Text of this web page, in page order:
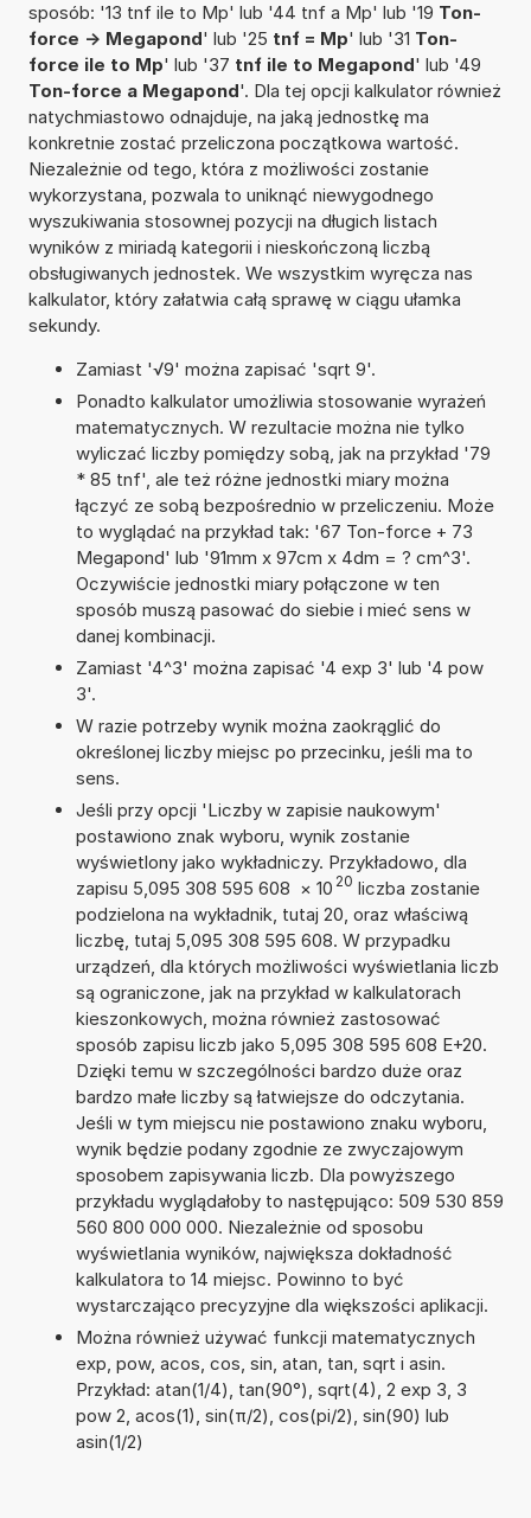
sposób: '13 tnf ile to Mp' lub '44 tnf a Mp' lub '19 Ton-
force -> Megapond' lub '25 tnf = Mp' lub '31 Ton-
force ile to Mp' lub '37 tnf ile to Megapond' lub '49
Ton-force a Megapond'. Dla tej opcji kalkulator również
natychmiastowo odnajduje, na jaką jednostkę ma
konkretnie zostać przeliczona początkowa wartość.
Niezależnie od tego, która z możliwości zostanie
wykorzystana, pozwala to uniknąć niewygodnego
wyszukiwania stosownej pozycji na długich listach
wyników z miriadą kategorii i nieskończoną liczbą
obsługiwanych jednostek. We wszystkim wyręcza nas
kalkulator, który załatwia całą sprawę w ciągu ułamka
sekundy.
Zamiast '√9' można zapisać 'sqrt 9'.
Ponadto kalkulator umożliwia stosowanie wyrażeń
matematycznych. W rezultacie można nie tylko
wyliczać liczby pomiędzy sobą, jak na przykład '79
* 85 tnf', ale też różne jednostki miary można
łączyć ze sobą bezpośrednio w przeliczeniu. Może
to wyglądać na przykład tak: '67 Ton-force + 73
Megapond' lub '91mm x 97cm x 4dm = ? cm^3'.
Oczywiście jednostki miary połączone w ten
sposób muszą pasować do siebie i mieć sens w
danej kombinacji.
Zamiast '4^3' można zapisać '4 exp 3' lub '4 pow
3'.
W razie potrzeby wynik można zaokrąglić do
określonej liczby miejsc po przecinku, jeśli ma to
sens.
Jeśli przy opcji 'Liczby w zapisie naukowym'
postawiono znak wyboru, wynik zostanie
wyświetlony jako wykładniczy. Przykładowo, dla
zapisu 5,095 308 595 608 × 10 20 liczba zostanie
podzielona na wykładnik, tutaj 20, oraz właściwą
liczbę, tutaj 5,095 308 595 608. W przypadku
urządzeń, dla których możliwości wyświetlania liczb
są ograniczone, jak na przykład w kalkulatorach
kieszonkowych, można również zastosować
sposób zapisu liczb jako 5,095 308 595 608 E+20.
Dzięki temu w szczególności bardzo duże oraz
bardzo małe liczby są łatwiejsze do odczytania.
Jeśli w tym miejscu nie postawiono znaku wyboru,
wynik będzie podany zgodnie ze zwyczajowym
sposobem zapisywania liczb. Dla powyższego
przykładu wyglądałoby to następująco: 509 530 859
560 800 000 000. Niezależnie od sposobu
wyświetlania wyników, największa dokładność
kalkulatora to 14 miejsc. Powinno to być
wystarczająco precyzyjne dla większości aplikacji.
Można również używać funkcji matematycznych
exp, pow, acos, cos, sin, atan, tan, sqrt i asin.
Przykład: atan(1/4), tan(90°), sqrt(4), 2 exp 3, 3
pow 2, acos(1), sin(π/2), cos(pi/2), sin(90) lub
asin(1/2)